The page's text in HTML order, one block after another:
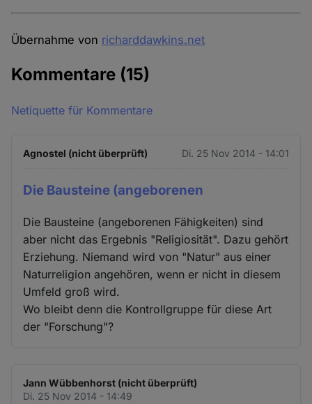
Übernahme von richarddawkins.net
Kommentare (15)
Netiquette für Kommentare
Agnostel (nicht überprüft) Di. 25 Nov 2014 - 14:01
Die Bausteine (angeborenen
Die Bausteine (angeborenen Fähigkeiten) sind
aber nicht das Ergebnis "Religiosität". Dazu gehört
Erziehung. Niemand wird von "Natur" aus einer
Naturreligion angehören, wenn er nicht in diesem
Umfeld groß wird.
Wo bleibt denn die Kontrollgruppe für diese Art
der "Forschung"?
Jann Wübbenhorst (nicht überprüft)
Di. 25 Nov 2014 - 14:49